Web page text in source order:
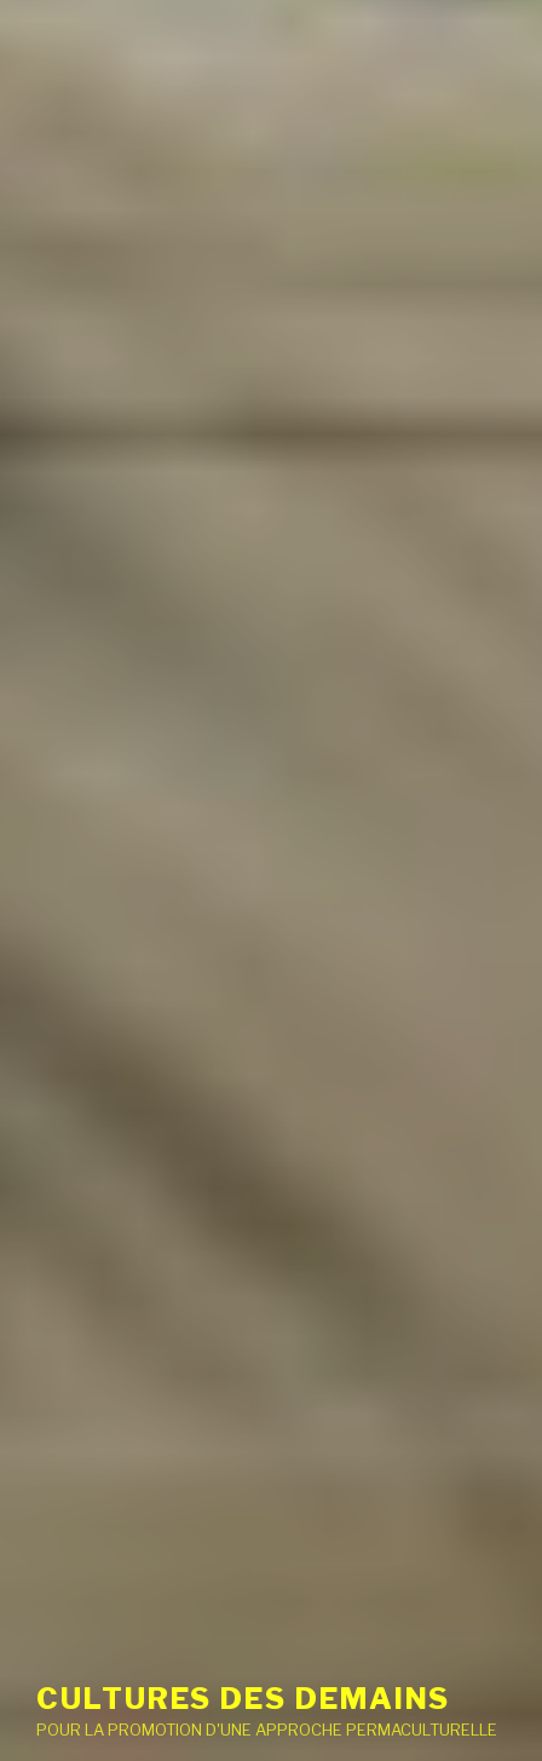
CULTURES DES DEMAINS
POUR LA PROMOTION D'UNE APPROCHE PERMACULTURELLE